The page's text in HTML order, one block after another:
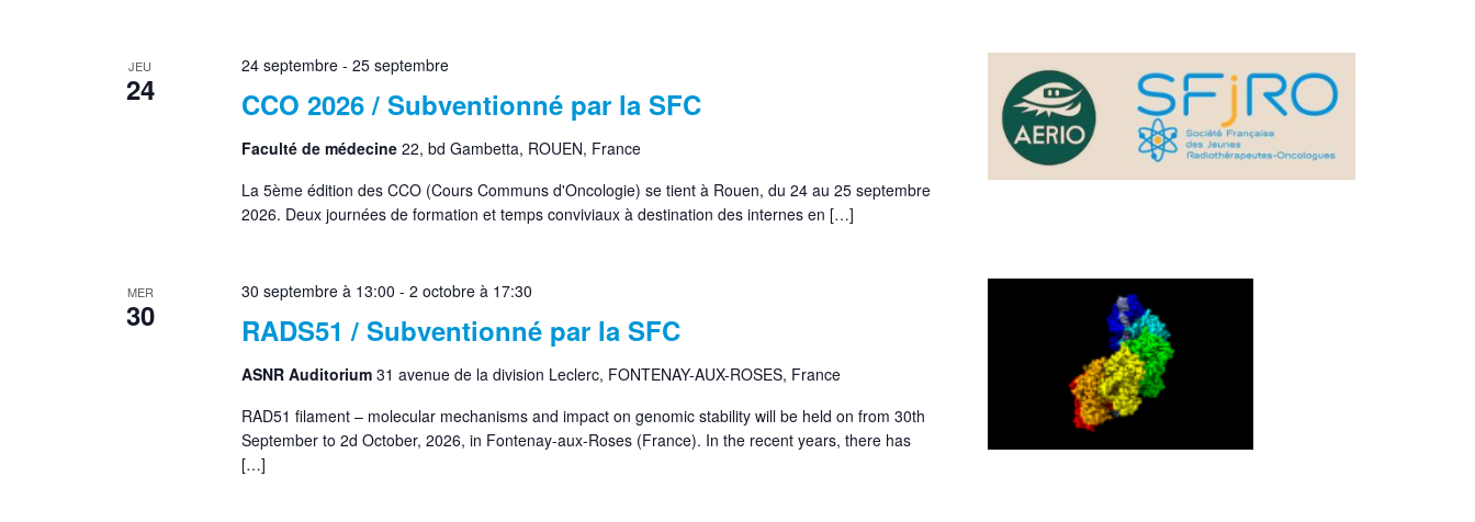
JEU
24 CCO 2026 / Subventionné par la SFC
24 septembre- 25 septembre
Faculté de médecine 22, bd Gambetta, ROUEN, France
La 5ème édition des CCO (Cours Communs d'Oncologie) se tient à Rouen, du 24 au 25 septembre
2026. Deux journées de formation et temps conviviaux à destination des internes en […]
MER
30 RADS51 / Subventionné par la SFC
30 septembre à 13:00 - 2 octobre à 17:30
ASNR Auditorium 31 avenue de la division Leclerc, FONTENAY-AUX-ROSES, France
RAD51 filament – molecular mechanisms and impact on genomic stability will be held on from 30th
September to 2d October, 2026, in Fontenay-aux-Roses (France). In the recent years, there has
[…]